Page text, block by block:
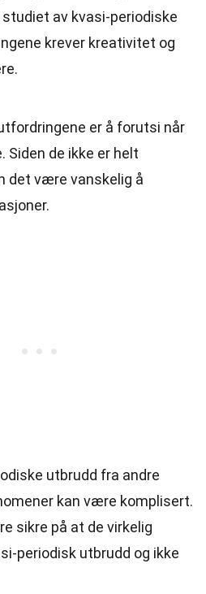
av kvasi-periodiske
krever kreativitet og
er å forutsi når
Siden de ikke er helt
det være vanskelig å
utbrudd fra andre
kan være komplisert.
sikre på at de virkelig
periodisk utbrudd og ikke